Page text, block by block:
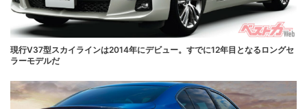
現行V37型スカイラインは2014年にデビュー。すでに12年目となるロングセ
ラーモデルだ